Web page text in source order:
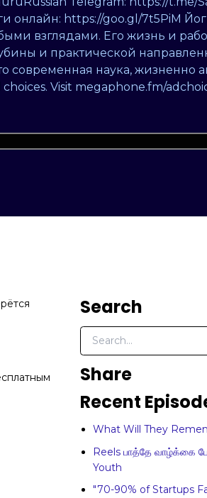
онлайн: https://goo.gl/7t5PiM
взглядами. Его жизнь и
и практической
современная наука, жизненно
Visit megaphone.fm/
Search
Share
Recent
What Will They
Reels பாத்தே வாழ்க்கை
Youth
"70-90% of Startups